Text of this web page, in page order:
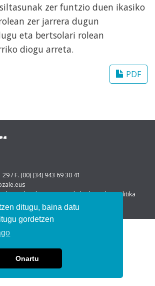
ditugu, baina datu
gordetzen
Onartu
zer funtzio duen ikasiko
zer jarrera dugun
eta bertsolari rolean
diogu arreta.
PDF
/ F. (00) (34) 943 69 30 41
oharra|Pribatutasun politika|Cookie politika